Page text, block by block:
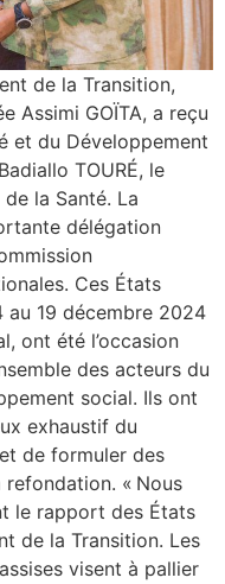
de la Transition,
Assimi GOÏTA, a reçu
et du Développement
TOURÉ, le
la Santé. La
délégation
Ces États
au 19 décembre 2024
ont été l’occasion
des acteurs du
social. Ils ont
exhaustif du
de formuler des
« Nous
le rapport des États
de la Transition. Les
visent à pallier